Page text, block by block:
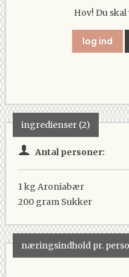
Hov! Du
log ind
ingredienser (2)
Antal personer:
1 kg Aroniabær
200 gram Sukker
næringsindhold pr.